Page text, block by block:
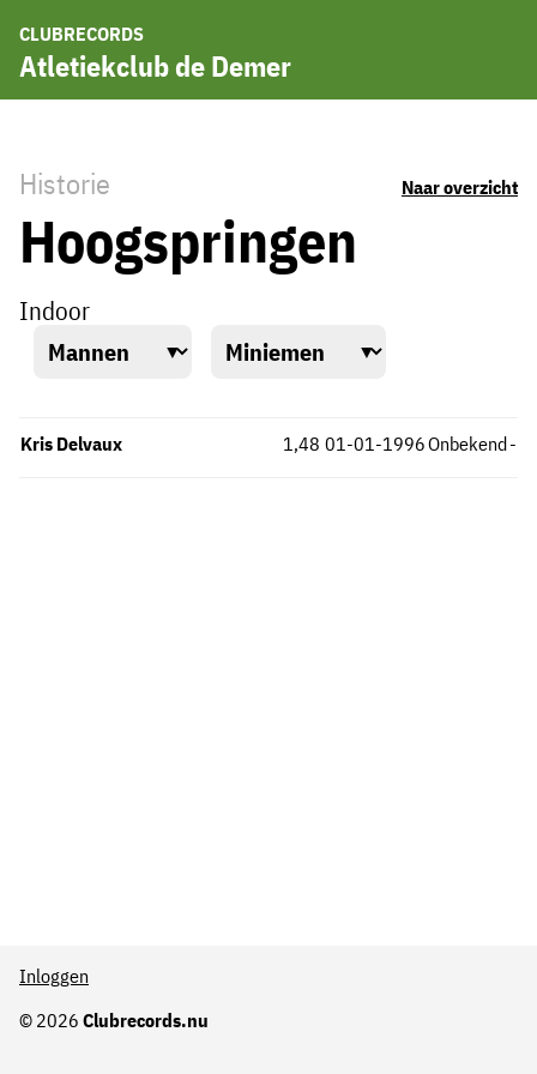
CLUBRECORDS
Atletiekclub de Demer
Historie Naar overzicht
Hoogspringen
Indoor
Kris Delvaux Onbekend
1,48 -
01-01-1996
© 2026 Clubrecords.nu
Inloggen